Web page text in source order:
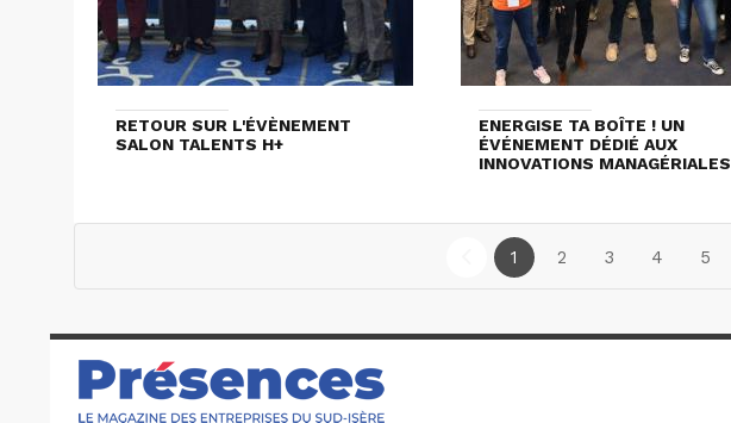
RETOUR SUR L'ÉVÈNEMENT
SALON TALENTS H+
ENERGISE TA BOÎTE ! UN
ÉVÉNEMENT DÉDIÉ AUX
INNOVATIONS MANAGÉRIALES
1 2 3 4 5